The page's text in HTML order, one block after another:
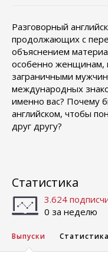
Разговорный
продолжающих с
объяснением
особенно
заграничными
международных
именно вас? Почему
английском, чтобы
друг другу?
Статистика
3.624
0 за неделю
Выпуски Статистика